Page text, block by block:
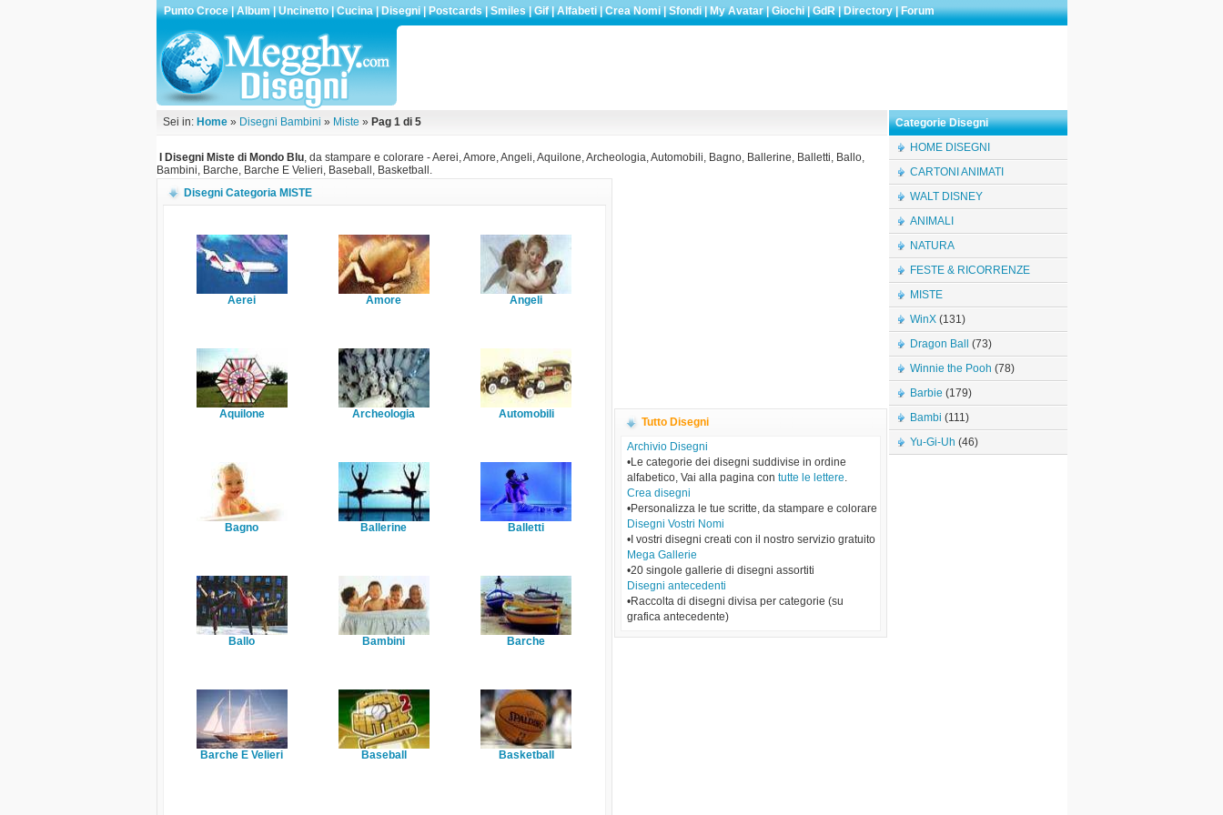
Punto Croce|Album|Uncinetto|Cucina|Disegni|Postcards|Smiles|Gif|Alfabeti|Crea Nomi|Sfondi|My Avatar|Giochi|GdR|Directory|Forum
Sei in: Home» Disegni Bambini » Miste » Pag 1 di 5
I Disegni Miste di Mondo Blu, da stampare e colorare - Aerei, Amore, Angeli, Aquilone, Archeologia, Automobili, Bagno, Ballerine, Balletti, Ballo,
Bambini, Barche, Barche E Velieri, Baseball, Basketball.
Disegni Categoria MISTE
Aerei Amore Angeli
Aquilone Archeologia Automobili
Bagno Ballerine Balletti
Ballo Bambini Barche
Barche E Velieri Baseball Basketball
Tutto Disegni
Archivio Disegni
•Le categorie dei disegni suddivise in ordine
alfabetico, Vai alla pagina con tutte le lettere.
Crea disegni
•Personalizza le tue scritte, da stampare e colorare
Disegni Vostri Nomi
•I vostri disegni creati con il nostro servizio gratuito
Mega Gallerie
•20 singole gallerie di disegni assortiti
Disegni antecedenti
•Raccolta di disegni divisa per categorie (su
grafica antecedente)
Categorie Disegni
HOME DISEGNI
CARTONI ANIMATI
WALT DISNEY
ANIMALI
NATURA
FESTE & RICORRENZE
MISTE
WinX(131)
Dragon Ball
(73)
Winnie the Pooh (78)
Barbie (179)
Bambi (111)
Yu-Gi-Uh (46)